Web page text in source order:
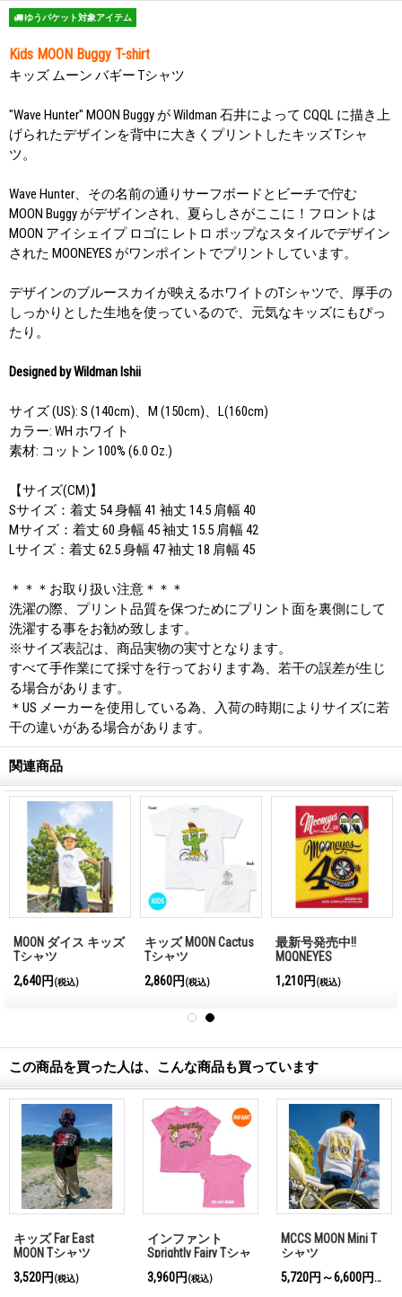
ゆうパケット対象アイテム
Kids MOON Buggy T-shirt
キッズ ムーン バギー Tシャツ
"Wave Hunter" MOON Buggy が Wildman 石井によって CQQL に描き上
げられたデザインを背中に大きくプリントしたキッズ Tシャ
ツ。
Wave Hunter、その名前の通りサーフボードとビーチで佇む
MOON Buggy がデザインされ、夏らしさがここに！フロントは
MOON アイシェイプ ロゴに レトロ ポップなスタイルでデザイン
された MOONEYES がワンポイントでプリントしています。
デザインのブルースカイが映えるホワイトのTシャツで、厚手の
しっかりとした生地を使っているので、元気なキッズにもぴっ
たり。
Designed by Wildman Ishii
サイズ (US): S (140cm)、M (150cm)、L(160cm)
カラー: WH ホワイト
素材: コットン 100% (6.0 Oz.)
【サイズ(CM)】
Sサイズ：着丈 54 身幅 41 袖丈 14.5 肩幅 40
Mサイズ：着丈 60 身幅 45 袖丈 15.5 肩幅 42
Lサイズ：着丈 62.5 身幅 47 袖丈 18 肩幅 45
＊＊＊お取り扱い注意＊＊＊
洗濯の際、プリント品質を保つためにプリント面を裏側にして
洗濯する事をお勧め致します。
※サイズ表記は、商品実物の実寸となります。
すべて手作業にて採寸を行っております為、若干の誤差が生じ
る場合があります。
＊US メーカーを使用している為、入荷の時期によりサイズに若
干の違いがある場合があります。
関連商品
MOON ダイス キッズ
Tシャツ
2,640円 (税込)
キッズ MOON Cactus
Tシャツ
2,860円 (税込)
最新号発売中!!
MQQNEYES
Magazine No.28 2026
1,210円 (税込)
この商品を買った人は、こんな商品も買っています
キッズ Far East
MOON Tシャツ
3,520円 (税込)
インファント
Sprightly Fairy Tシャ
3,960円 (税込)
MCCS MOON Mini T
シャツ
5,720円～6,600円
(税込)